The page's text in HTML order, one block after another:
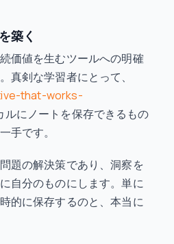
築く
価値を生むツールへの明確
真剣な学習者にとって、
that-works-
ルにノートを保存できるもの
手です。
題の解決策であり、洞察を
自分のものにします。単に
的に保存するのと、本当に